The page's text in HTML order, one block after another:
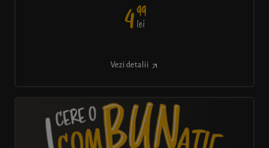
499
lei
Vezi detalii